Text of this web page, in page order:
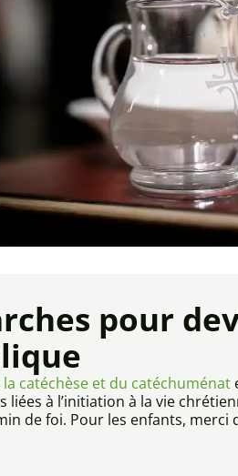
pour
la catéchèse et du catéchuménat
liées à l’initiation à la vie
de foi. Pour les enfants, merci